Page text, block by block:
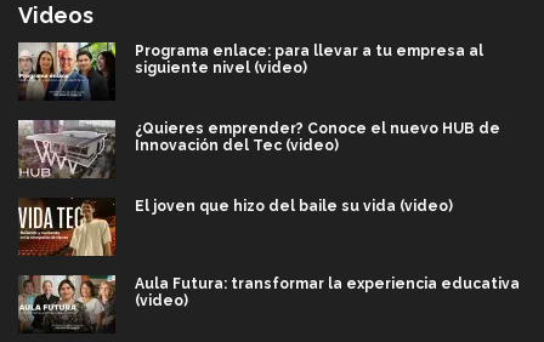
Videos
Programa enlace: para llevar a tu empresa al
siguiente nivel (video)
¿Quieres emprender? Conoce el nuevo HUB de
Innovación del Tec (video)
El joven que hizo del baile su vida (video)
Aula Futura: transformar la experiencia educativa
(video)